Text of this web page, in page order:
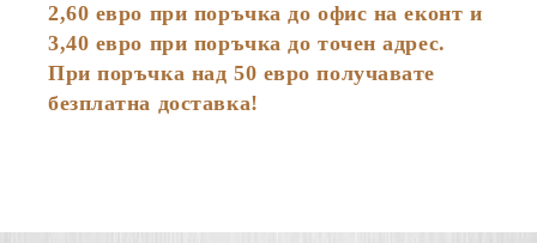
2,60 евро при поръчка до офис на еконт и
3,40 евро при поръчка до точен адрес.
При поръчка над 50 евро получавате
безплатна доставка!